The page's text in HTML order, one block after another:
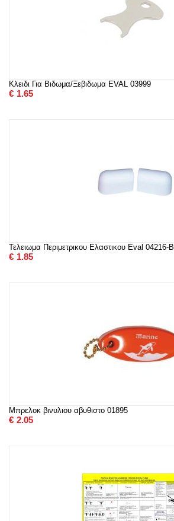
Κλειδι Για Βιδωμα/Ξεβιδωμα EVAL 03999
€ 1.65
Τελειωμα Περιμετρικου Ελαστικου Eval 04216-B
€ 1.85
Μπρελοκ βινυλιου αβυθιστο 01895
€ 2.05